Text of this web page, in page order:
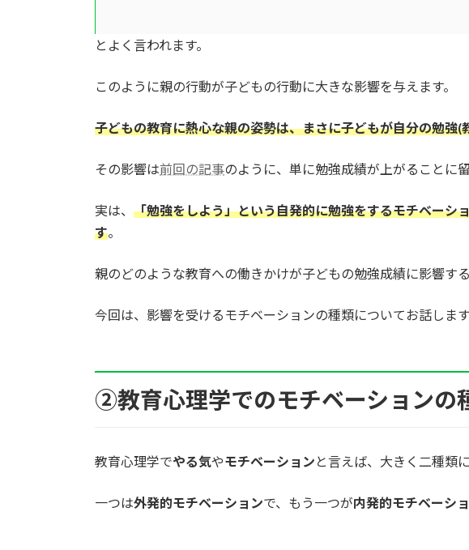
とよく言われます。
このように親の行動が子どもの行動に大きな影響を与えます。
子どもの教育に熱心な親の姿勢は、まさに子どもが自分の勉強(
その影響は前回の記事のように、単に勉強成績が上がることに
実は、 「勉強をしよう」という自発的に勉強をするモチベーシ
す。
親のどのような教育への働きかけが子どもの勉強成績に影響す
今回は、影響を受けるモチベーションの種類についてお話します
②教育心理学でのモチベーションの
教育心理学でやる気やモチベーション と言えば、大きく二種類
一つは外発的モチベーションで、もう一つが内発的モチベーシ